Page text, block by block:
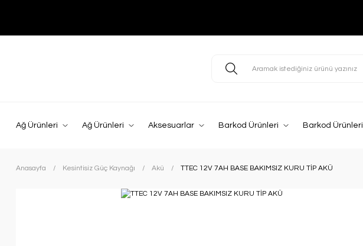
Ağ Ürünleri Ağ Ürünleri Aksesuarlar Barkod Ürünleri Barkod Ürünleri
Anasayfa Kesintisiz Güç Kaynağı Akü TTEC 12V 7AH BASE BAKIMSIZ KURU TİP AKÜ